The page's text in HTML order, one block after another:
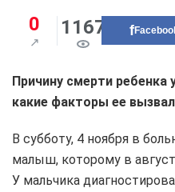
0 1167
Причину смерти ребенка
какие факторы ее
В субботу, 4 ноября в
малыш, которому в
У мальчика